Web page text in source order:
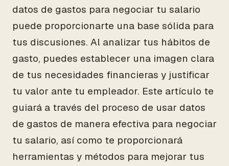
datos de gastos para negociar tu salario
puede proporcionarte una base sólida para
tus discusiones. Al analizar tus hábitos de
gasto, puedes establecer una imagen clara
de tus necesidades financieras y justificar
tu valor ante tu empleador. Este artículo te
guiará a través del proceso de usar datos
de gastos de manera efectiva para negociar
tu salario, así como te proporcionará
herramientas y métodos para mejorar tus